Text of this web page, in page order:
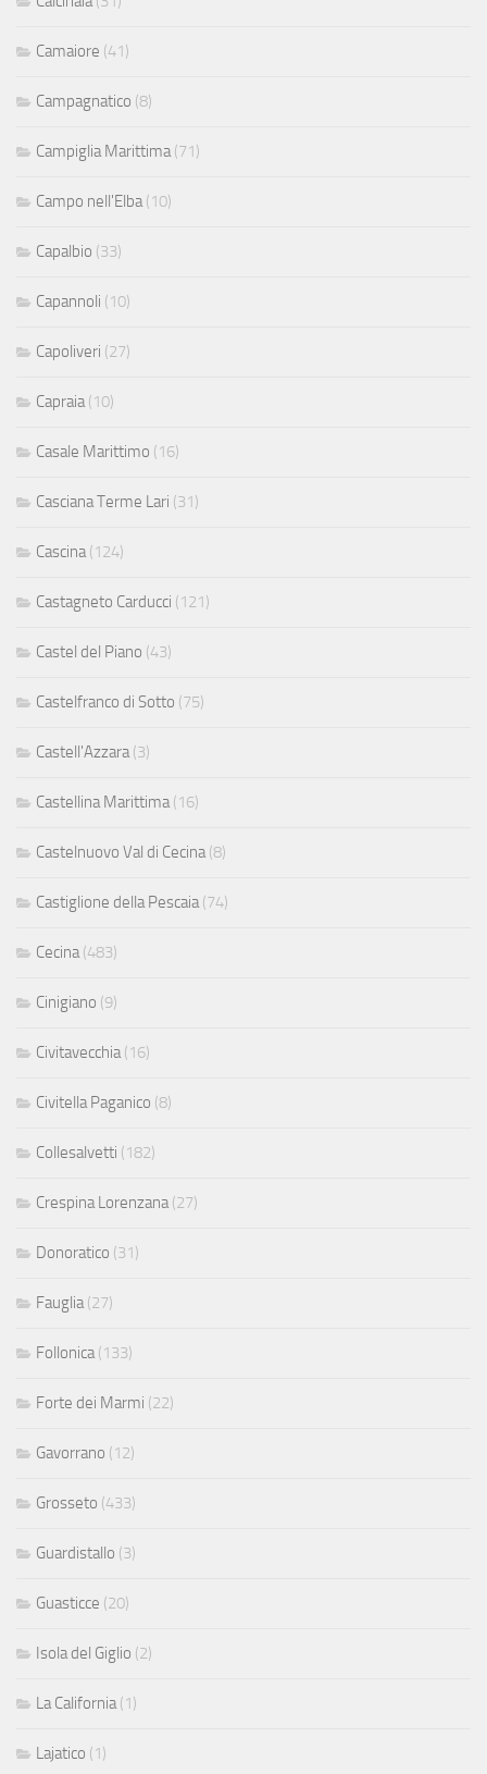
Camaiore (41)
Campagnatico (8)
Campiglia Marittima (71)
Campo nell'Elba (10)
Capalbio (33)
Capannoli (10)
Capoliveri (27)
Capraia (10)
Casale Marittimo (16)
Casciana Terme Lari (31)
Cascina (124)
Castagneto Carducci (121)
Castel del Piano (43)
Castelfranco di Sotto (75)
Castell'Azzara (3)
Castellina Marittima (16)
Castelnuovo Val di Cecina (8)
Castiglione della Pescaia (74)
Cecina (483)
Cinigiano (9)
Civitavecchia (16)
Civitella Paganico (8)
Collesalvetti (182)
Crespina Lorenzana (27)
Donoratico (31)
Fauglia (27)
Follonica (133)
Forte dei Marmi (22)
Gavorrano (12)
Grosseto (433)
Guardistallo (3)
Guasticce (20)
Isola del Giglio (2)
La California (1)
Lajatico (1)